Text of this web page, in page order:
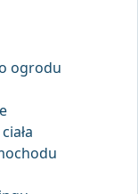
ogrodu